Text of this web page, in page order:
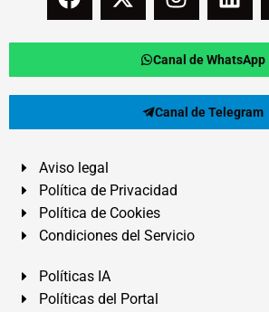
Canal de WhatsApp
Canal de Telegram
Aviso legal
Política de Privacidad
Política de Cookies
Condiciones del Servicio
Políticas IA
Políticas del Portal